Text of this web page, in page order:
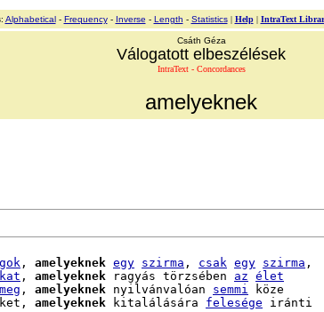
: Alphabetical- Frequency- Inverse - Length - Statistics| Help| IntraText
Csáth Géza
Válogatott elbeszélések
IntraText - Concordances
amelyeknek
, amelyeknek egy szirma , csak egy szirma ,
, amelyeknek ragyás törzsében az élet
meg , amelyeknek nyilvánvalóan semmi köze
amelyeknek kitalálására felesége